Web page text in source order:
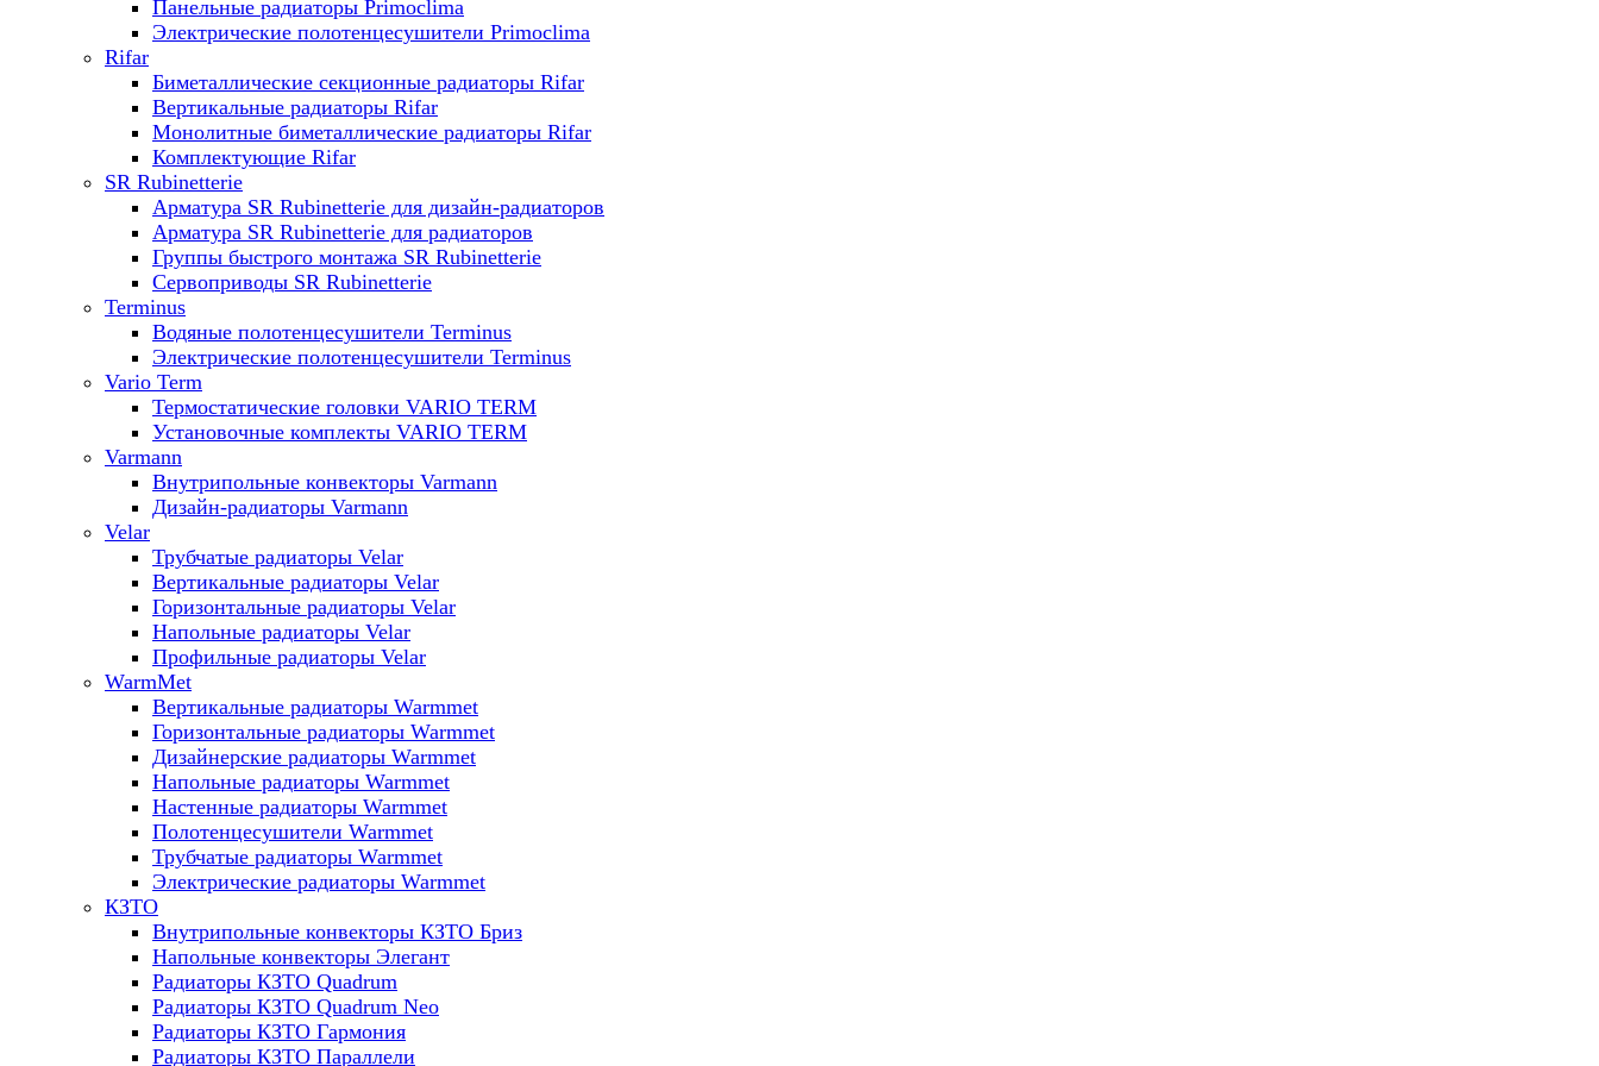
Панельные радиаторы Primoclima
Электрические полотенцесушители Primoclima
Rifar
Биметаллические секционные радиаторы Rifar
Вертикальные радиаторы Rifar
Монолитные биметаллические радиаторы Rifar
Комплектующие Rifar
SR Rubinetterie
Арматура SR Rubinetterie для дизайн-радиаторов
Арматура SR Rubinetterie для радиаторов
Группы быстрого монтажа SR Rubinetterie
Сервоприводы SR Rubinetterie
Terminus
Водяные полотенцесушители Terminus
Электрические полотенцесушители Terminus
Vario Term
Термостатические головки VARIO TERM
Установочные комплекты VARIO TERM
Varmann
Внутрипольные конвекторы Varmann
Дизайн-радиаторы Varmann
Velar
Трубчатые радиаторы Velar
Вертикальные радиаторы Velar
Горизонтальные радиаторы Velar
Напольные радиаторы Velar
Профильные радиаторы Velar
WarmMet
Вертикальные радиаторы Warmmet
Горизонтальные радиаторы Warmmet
Дизайнерские радиаторы Warmmet
Напольные радиаторы Warmmet
Настенные радиаторы Warmmet
Полотенцесушители Warmmet
Трубчатые радиаторы Warmmet
Электрические радиаторы Warmmet
КЗТО
Внутрипольные конвекторы КЗТО Бриз
Напольные конвекторы Элегант
Радиаторы КЗТО Quadrum
Радиаторы КЗТО Quadrum Neo
Радиаторы КЗТО Гармония
Радиаторы КЗТО Параллели